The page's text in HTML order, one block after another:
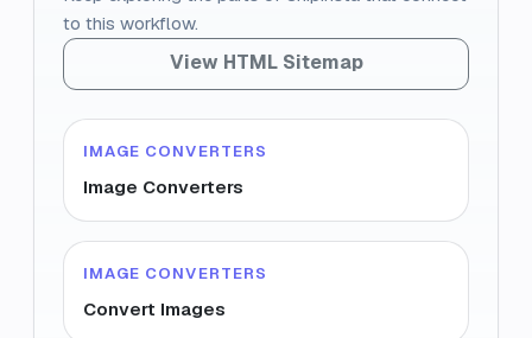
to this workflow.
View HTML Sitemap
IMAGE CONVERTERS
Image Converters
IMAGE CONVERTERS
Convert Images